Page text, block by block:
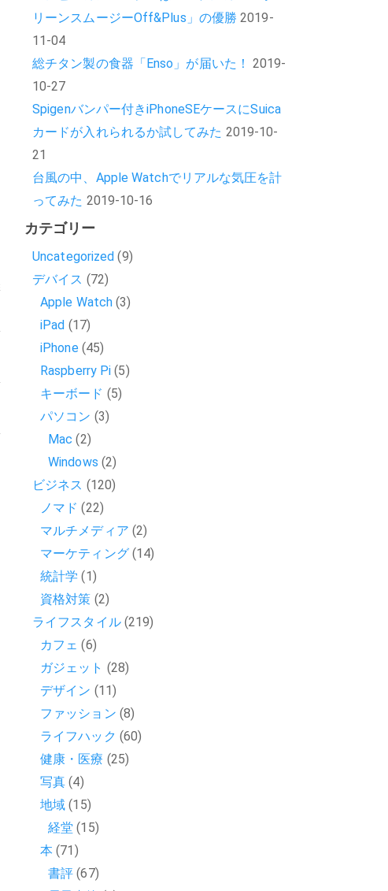
リーンスムージーOff&Plus」の優勝 2019-
11-04
総チタン製の食器「Enso」が届いた！ 2019-
10-27
Spigenバンパー付きiPhoneSEケースにSuica
カードが入れられるか試してみた 2019-10-
21
台風の中、Apple Watchでリアルな気圧を計
ってみた 2019-10-16
カテゴリー
Uncategorized (9)
デバイス (72)
Apple Watch (3)
iPad (17)
iPhone(45)
Raspberry Pi (5)
キーボード (5)
パソコン (3)
Mac (2)
Windows (2)
ビジネス (120)
ノマド (22)
マルチメディア (2)
マーケティング(14)
統計学 (1)
資格対策 (2)
ライフスタイル(219)
カフェ (6)
ガジェット (28)
デザイン (11)
ファッション (8)
ライフハック (60)
健康・医療 (25)
写真 (4)
地域 (15)
経堂 (15)
本 (71)
書評 (67)